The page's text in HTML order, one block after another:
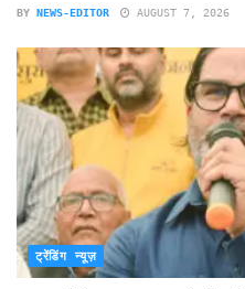
BY NEWS-EDITOR AUGUST 7, 2026
ट्रेंडिंग न्यूज़